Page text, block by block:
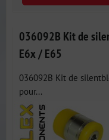
036092B Kit de
E6x / E65
036092B Kit de
pour...